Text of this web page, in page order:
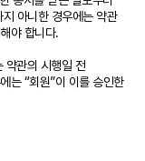
아니한 경우에는 약관
야 합니다.
약관의 시행일 전
는 “회원”이 이를 승인한